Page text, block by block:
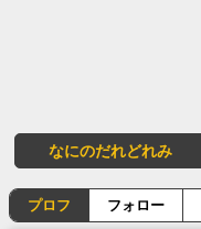
なにのだれどれみ
プロフ フォロー